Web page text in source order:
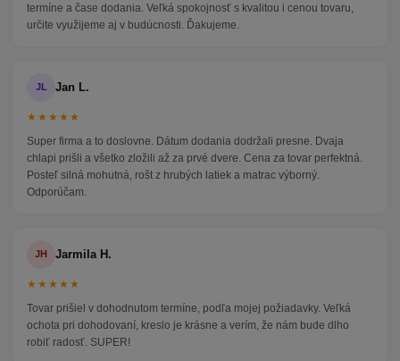
termíne a čase dodania. Veľká spokojnosť s kvalitou i cenou tovaru,
určite využijeme aj v budúcnosti. Ďakujeme.
JL Jan L.
★★★★★
Super firma a to doslovne. Dátum dodania dodržali presne. Dvaja
chlapi prišli a všetko zložili až za prvé dvere. Cena za tovar perfektná.
Posteľ silná mohutná, rošt z hrubých latiek a matrac výborný.
Odporúčam.
JH Jarmila H.
★★★★★
Tovar prišiel v dohodnutom termíne, podľa mojej požiadavky. Veľká
ochota pri dohodovaní, kreslo je krásne a verím, že nám bude dlho
robiť radosť. SUPER!